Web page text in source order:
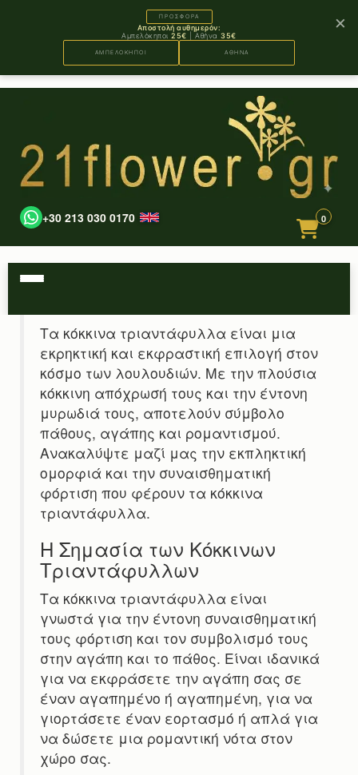
+30 213 030 0170 0
ΠΡΟΣΦΟΡΑ
Αποστολή αυθημερόν:
Αμπελόκηποι25€ | Αθήνα35€
ΑΜΠΕΛΟΚΗΠΟΙ ΑΘΗΝΑ
×
Τα κόκκινα τριαντάφυλλα είναι μια
εκρηκτική και εκφραστική επιλογή στον
κόσμο των λουλουδιών. Με την πλούσια
κόκκινη απόχρωσή τους και την έντονη
μυρωδιά τους, αποτελούν σύμβολο
πάθους, αγάπης και ρομαντισμού.
Ανακαλύψτε μαζί μας την εκπληκτική
ομορφιά και την συναισθηματική
φόρτιση που φέρουν τα κόκκινα
τριαντάφυλλα.
Η Σημασία των Κόκκινων
Τριαντάφυλλων
Τα κόκκινα τριαντάφυλλα είναι
γνωστά για την έντονη συναισθηματική
τους φόρτιση και τον συμβολισμό τους
στην αγάπη και το πάθος. Είναι ιδανικά
για να εκφράσετε την αγάπη σας σε
έναν αγαπημένο ή αγαπημένη, για να
γιορτάσετε έναν εορτασμό ή απλά για
να δώσετε μια ρομαντική νότα στον
χώρο σας.